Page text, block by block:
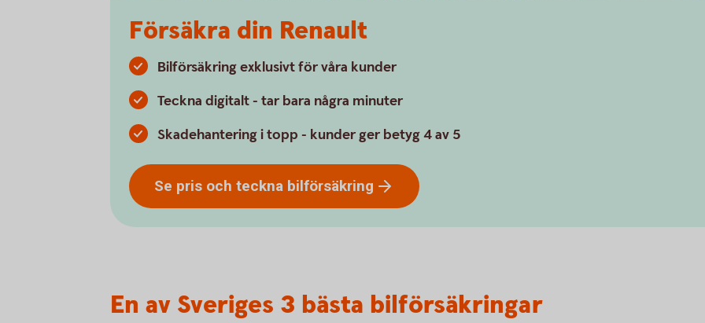
Försäkra din Renault
Bilförsäkring exklusivt för våra kunder
Teckna digitalt - tar bara några minuter
Skadehantering i topp - kunder ger betyg 4 av 5
Se pris och teckna bilförsäkring
En av Sveriges 3 bästa bilförsäkringar